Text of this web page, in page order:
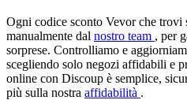
Ogni codice sconto Vevor che trovi
manualmente dal nostro team , per
sorprese. Controlliamo e
scegliendo solo negozi affidabili e
online con Discoup è semplice,
più sulla nostra affidabilità .